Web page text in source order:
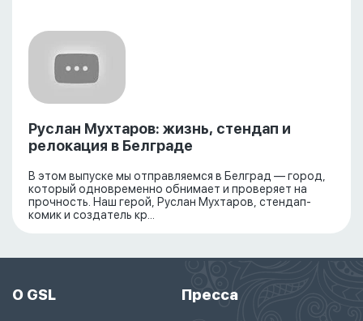
Руслан Мухтаров: жизнь, стендап и
релокация в Белграде
В этом выпуске мы отправляемся в Белград — город,
который одновременно обнимает и проверяет на
прочность. Наш герой, Руслан Мухтаров, стендап-
комик и создатель кр...
О GSL Пресса